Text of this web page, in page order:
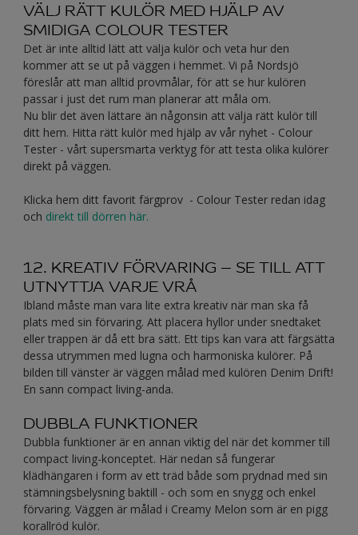
VÄLJ RÄTT KULÖR MED HJÄLP AV
SMIDIGA COLOUR TESTER
Det är inte alltid lätt att välja kulör och veta hur den
kommer att se ut på väggen i hemmet. Vi på Nordsjö
föreslår att man alltid provmålar, för att se hur kulören
passar i just det rum man planerar att måla om.
Nu blir det även lättare än någonsin att välja rätt kulör till
ditt hem. Hitta rätt kulör med hjälp av vår nyhet - Colour
Tester - vårt supersmarta verktyg för att testa olika kulörer
direkt på väggen.
Klicka hem ditt favorit färgprov - Colour Tester redan idag
och direkt till dörren här.
12. KREATIV FÖRVARING – SE TILL ATT
UTNYTTJA VARJE VRÅ
Ibland måste man vara lite extra kreativ när man ska få
plats med sin förvaring. Att placera hyllor under snedtaket
eller trappen är då ett bra sätt. Ett tips kan vara att färgsätta
dessa utrymmen med lugna och harmoniska kulörer. På
bilden till vänster är väggen målad med kulören Denim Drift!
En sann compact living-anda.
DUBBLA FUNKTIONER
Dubbla funktioner är en annan viktig del när det kommer till
compact living-konceptet. Här nedan så fungerar
klädhängaren i form av ett träd både som prydnad med sin
stämningsbelysning baktill - och som en snygg och enkel
förvaring. Väggen är målad i Creamy Melon som är en pigg
korallröd kulör.